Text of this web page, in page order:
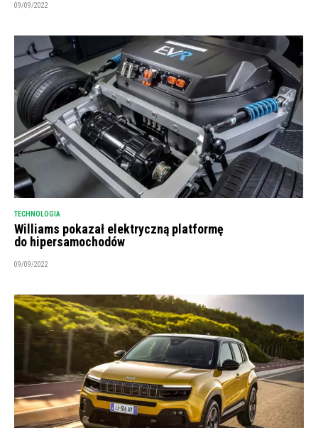
09/09/2022
TECHNOLOGIA
Williams pokazał elektryczną platformę
do hipersamochodów
09/09/2022